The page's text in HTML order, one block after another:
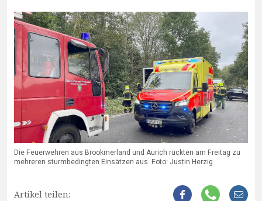
Die Feuerwehren aus Brookmerland und Aurich rückten am Freitag zu
mehreren sturmbedingten Einsätzen aus. Foto: Justin Herzig
Artikel teilen: